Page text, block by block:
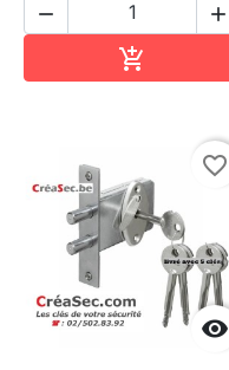
 


favorite_border